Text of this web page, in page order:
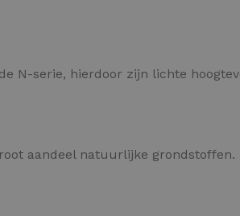
N-serie, hierdoor zijn lichte
aandeel natuurlijke grondstoffen.